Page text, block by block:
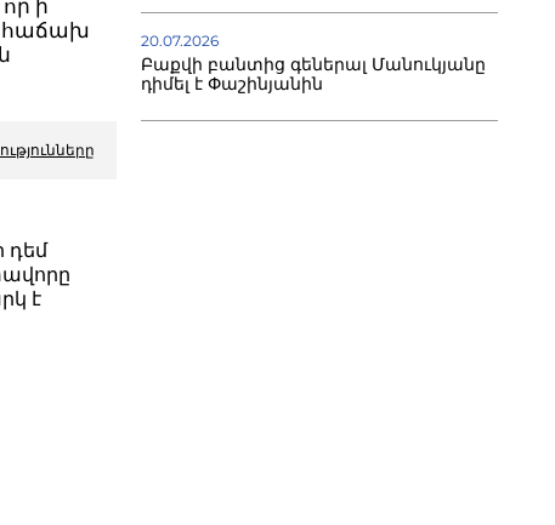
ի
հաճախ
դեմ
է
20.07.2026
Բաքվի բանտից գեներալ Մանուկյանը
դիմել է Փաշինյանին